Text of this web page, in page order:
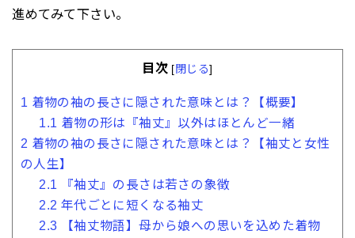
進めてみて下さい。
目次 [閉じる]
1 着物の袖の長さに隠された意味とは？【概要】
1.1 着物の形は『袖丈』以外はほとんど一緒
2 着物の袖の長さに隠された意味とは？【袖丈と女性
の人生】
2.1 『袖丈』の長さは若さの象徴
2.2 年代ごとに短くなる袖丈
2.3 【袖丈物語】母から娘への思いを込めた着物